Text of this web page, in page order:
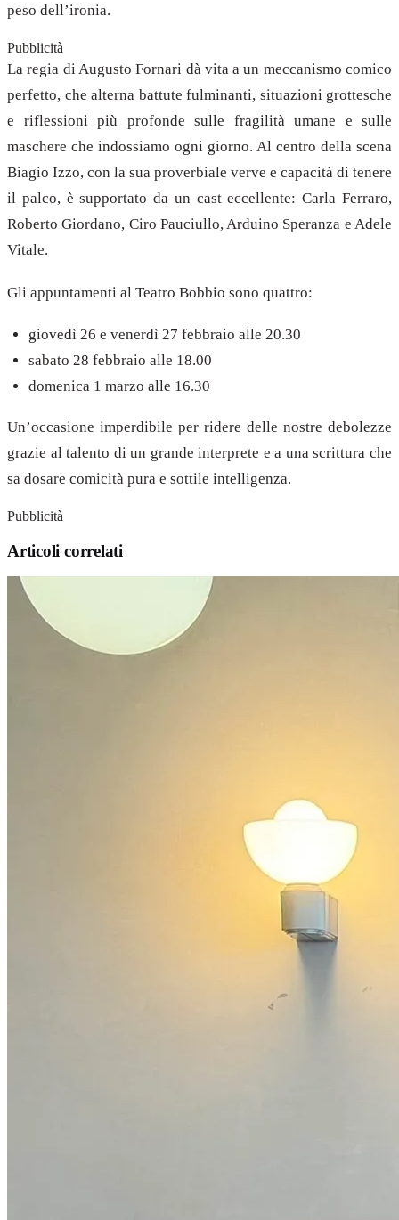
peso dell’ironia.
Pubblicità
La regia di Augusto Fornari dà vita a un meccanismo comico
perfetto, che alterna battute fulminanti, situazioni grottesche
e riflessioni più profonde sulle fragilità umane e sulle
maschere che indossiamo ogni giorno. Al centro della scena
Biagio Izzo, con la sua proverbiale verve e capacità di tenere
il palco, è supportato da un cast eccellente: Carla Ferraro,
Roberto Giordano, Ciro Pauciullo, Arduino Speranza e Adele
Vitale.
Gli appuntamenti al Teatro Bobbio sono quattro:
giovedì 26 e venerdì 27 febbraio alle 20.30
sabato 28 febbraio alle 18.00
domenica 1 marzo alle 16.30
Un’occasione imperdibile per ridere delle nostre debolezze
grazie al talento di un grande interprete e a una scrittura che
sa dosare comicità pura e sottile intelligenza.
Pubblicità
Articoli correlati